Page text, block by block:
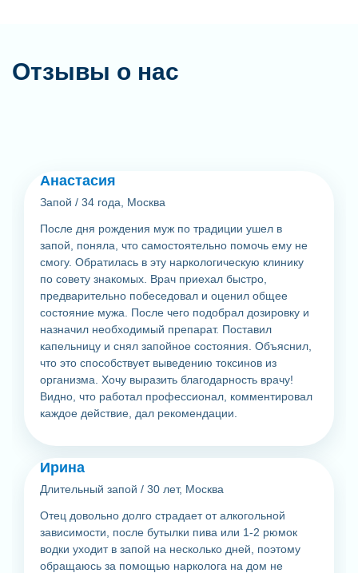
Отзывы о нас
Анастасия
Запой / 34 года, Москва
После дня рождения муж по традиции ушел в
запой, поняла, что самостоятельно помочь ему не
смогу. Обратилась в эту наркологическую клинику
по совету знакомых. Врач приехал быстро,
предварительно побеседовал и оценил общее
состояние мужа. После чего подобрал дозировку и
назначил необходимый препарат. Поставил
капельницу и снял запойное состояния. Объяснил,
что это способствует выведению токсинов из
организма. Хочу выразить благодарность врачу!
Видно, что работал профессионал, комментировал
каждое действие, дал рекомендации.
Ирина
Длительный запой / 30 лет, Москва
Отец довольно долго страдает от алкогольной
зависимости, после бутылки пива или 1-2 рюмок
водки уходит в запой на несколько дней, поэтому
обращаюсь за помощью нарколога на дом не